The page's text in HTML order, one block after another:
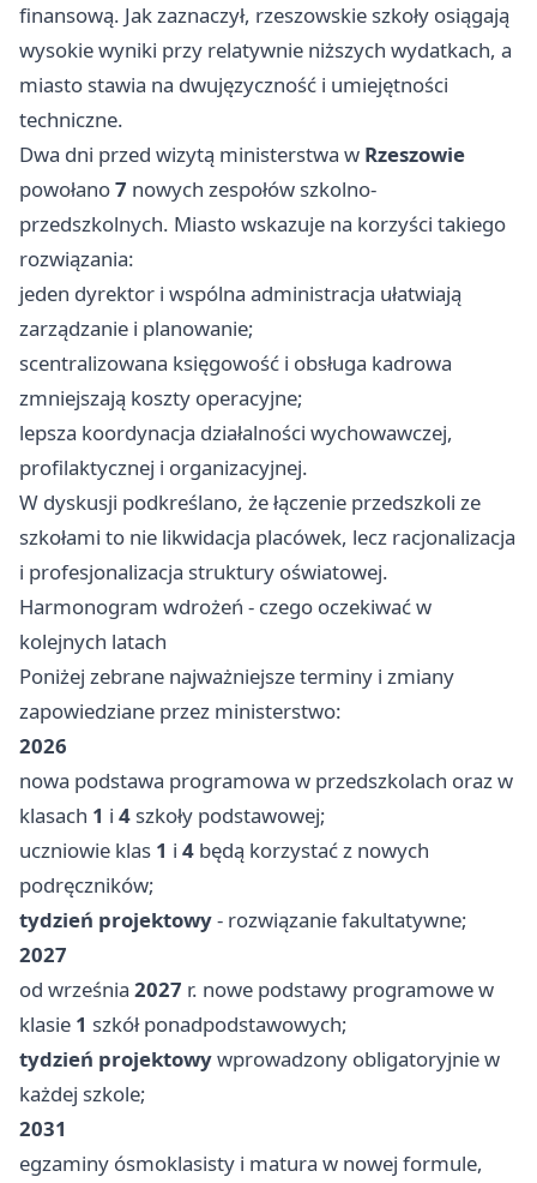
finansową. Jak zaznaczył, rzeszowskie szkoły osiągają
wysokie wyniki przy relatywnie niższych wydatkach, a
miasto stawia na dwujęzyczność i umiejętności
techniczne.
Dwa dni przed wizytą ministerstwa w Rzeszowie
powołano7 nowych zespołów szkolno-
przedszkolnych. Miasto wskazuje na korzyści takiego
rozwiązania:
jeden dyrektor i wspólna administracja ułatwiają
zarządzanie i planowanie;
scentralizowana księgowość i obsługa kadrowa
zmniejszają koszty operacyjne;
lepsza koordynacja działalności wychowawczej,
profilaktycznej i organizacyjnej.
W dyskusji podkreślano, że łączenie przedszkoli ze
szkołami to nie likwidacja placówek, lecz racjonalizacja
i profesjonalizacja struktury oświatowej.
Harmonogram wdrożeń - czego oczekiwać w
kolejnych latach
Poniżej zebrane najważniejsze terminy i zmiany
zapowiedziane przez ministerstwo:
2026
nowa podstawa programowa w przedszkolach oraz w
klasach 1 i 4 szkoły podstawowej;
uczniowie klas 1 i 4 będą korzystać z nowych
podręczników;
tydzień projektowy- rozwiązanie fakultatywne;
2027
od września 2027 r. nowe podstawy programowe w
klasie 1 szkół ponadpodstawowych;
tydzień projektowywprowadzony obligatoryjnie w
każdej szkole;
2031
egzaminy ósmoklasisty i matura w nowej formule,